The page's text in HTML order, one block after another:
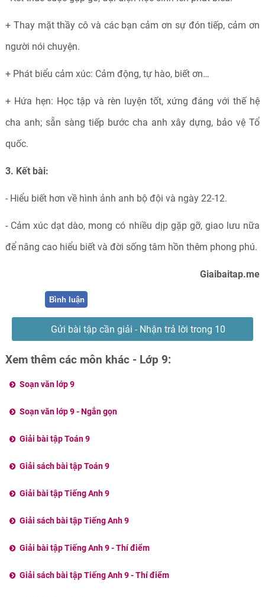
+ Thay mặt thầy cô và các bạn cảm ơn sự đón tiếp, cảm ơn
người nói chuyện.
+ Phát biểu cảm xúc: Cảm động, tự hào, biết ơn…
+ Hứa hẹn: Học tập và rèn luyện tốt, xứng đáng với thế hệ
cha anh; sẵn sàng tiếp bước cha anh xây dựng, bảo vệ Tổ
quốc.
3. Kết bài:
- Hiểu biết hơn về hình ảnh anh bộ đội và ngày 22-12.
- Cảm xúc dạt dào, mong có nhiều dịp gặp gỡ, giao lưu nữa
để nâng cao hiểu biết và đời sống tâm hồn thêm phong phú.
Giaibaitap.me
Bình luận
Gửi bài tập cần giải - Nhận trả lời trong 10
phút
Xem thêm các môn khác - Lớp 9:
Soạn văn lớp 9
Soạn văn lớp 9 - Ngắn gọn
Giải bài tập Toán 9
Giải sách bài tập Toán 9
Giải bài tập Tiếng Anh 9
Giải sách bài tập Tiếng Anh 9
Giải bài tập Tiếng Anh 9 - Thí điểm
Giải sách bài tập Tiếng Anh 9 - Thí điểm